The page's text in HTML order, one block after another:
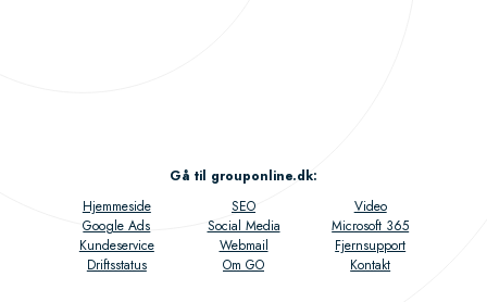
Gå til grouponline.dk:
Hjemmeside
SEO
Video
Google Ads
Social Media
Microsoft 365
Kundeservice
Webmail
Fjernsupport
Driftsstatus
Om GO Kontakt